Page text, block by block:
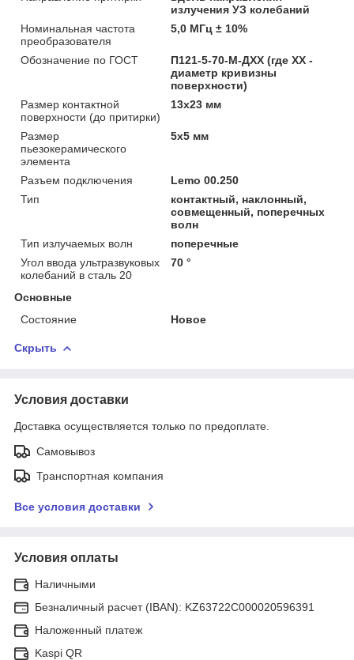
излучения УЗ колебаний
Номинальная частота
преобразователя
5,0 МГц ± 10%
Обозначение по ГОСТ
П121-5-70-M-ДХХ (где XX -
диаметр кривизны
поверхности)
Размер контактной
поверхности (до притирки)
13х23 мм
Размер
пьезокерамического
элемента
5х5 мм
Разъем подключения
Lemo 00.250
Тип
контактный, наклонный,
совмещенный, поперечных
волн
Тип излучаемых волн
поперечные
Угол ввода ультразвуковых
колебаний в сталь 20
70 °
Основные
Состояние
Новое
Скрыть
Условия доставки
Доставка осуществляется только по предоплате.
Самовывоз
Транспортная компания
Все условия доставки
Условия оплаты
Наличными
Безналичный расчет (IBAN): KZ63722C000020596391
Наложенный платеж
Kaspi QR